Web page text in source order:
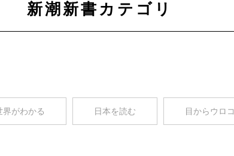
新潮新書カテゴリ
界がわかる 日本を読む 目からウロコ